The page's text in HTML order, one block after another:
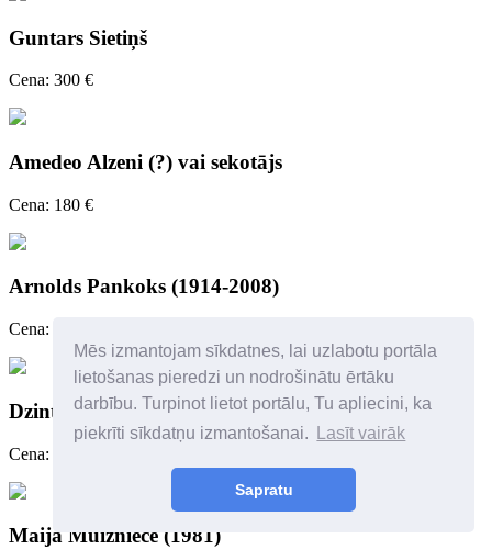
Mēs izmantojam sīkdatnes, lai uzlabotu portāla
lietošanas pieredzi un nodrošinātu ērtāku
darbību. Turpinot lietot portālu, Tu apliecini, ka
piekrīti sīkdatņu izmantošanai.
Lasīt vairāk
Sapratu
Guntars Sietiņš
Cena: 300 €
Amedeo Alzeni (?) vai sekotājs
Cena: 180 €
Arnolds Pankoks (1914-2008)
Cena: 250 €
Dzintra Zvagina
Cena: 450 €
Maija Muižniece (1981)